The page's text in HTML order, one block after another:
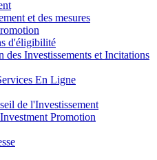
et des mesures
d'éligibilité
des Investissements et Incitations
En Ligne
de l'Investissement
Promotion